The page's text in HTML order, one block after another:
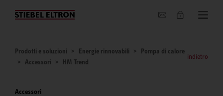
Chi siamo
Prodotti e soluzioni Energie rinnovabili
Pompa di calore
Accessori
HM Trend
indietro
Accessori